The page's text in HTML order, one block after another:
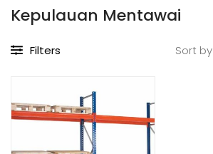
Kepulauan Mentawai
Filters Sort by